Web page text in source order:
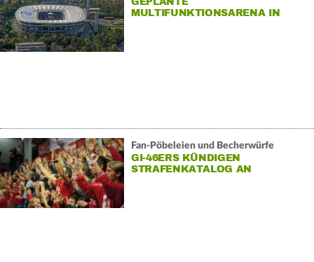
MULTIFUNKTIONSARENA IN
Fan-Pöbeleien und Becherwürfe
GI-46ERS KÜNDIGEN
STRAFENKATALOG AN